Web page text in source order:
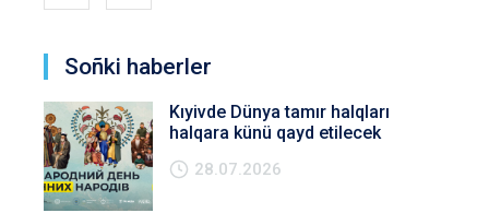
Soñki haberler
Kıyivde Dünya tamır halqları
halqara künü qayd etilecek
28.07.2026